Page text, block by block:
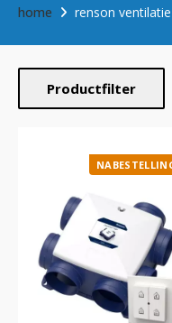
home renson
Productfilter